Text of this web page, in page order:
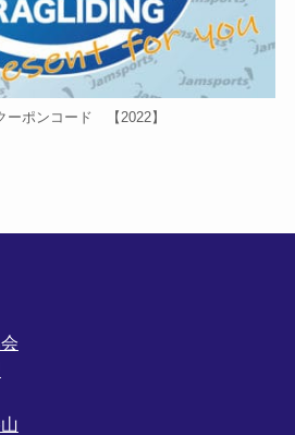
ーポンコード 【2022】